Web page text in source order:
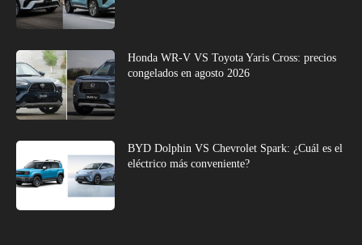
Honda WR-V VS Toyota Yaris Cross: precios
congelados en agosto 2026
BYD Dolphin VS Chevrolet Spark: ¿Cuál es el
eléctrico más conveniente?